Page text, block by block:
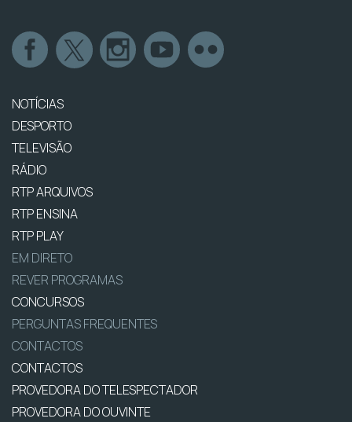
NOTÍCIAS
DESPORTO
TELEVISÃO
RÁDIO
RTP ARQUIVOS
RTP ENSINA
RTP PLAY
EM DIRETO
REVER PROGRAMAS
CONCURSOS
PERGUNTAS FREQUENTES
CONTACTOS
CONTACTOS
PROVEDORA DO TELESPECTADOR
PROVEDORA DO OUVINTE